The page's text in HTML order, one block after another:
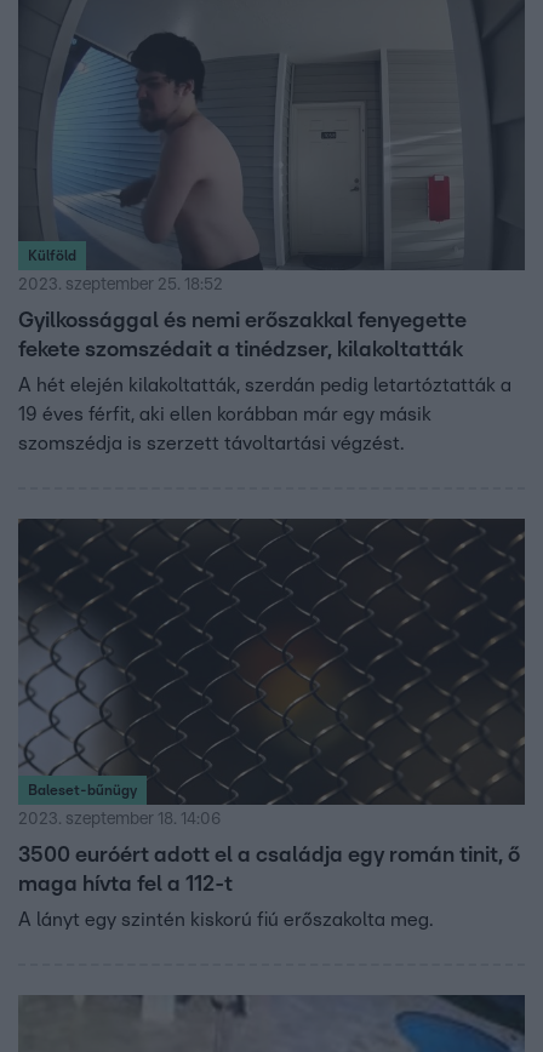
Külföld
2023. szeptember 25. 18:52
Gyilkossággal és nemi erőszakkal fenyegette
fekete szomszédait a tinédzser, kilakoltatták
A hét elején kilakoltatták, szerdán pedig letartóztatták a
19 éves férfit, aki ellen korábban már egy másik
szomszédja is szerzett távoltartási végzést.
Baleset-bűnügy
2023. szeptember 18. 14:06
3500 euróért adott el a családja egy román tinit, ő
maga hívta fel a 112-t
A lányt egy szintén kiskorú fiú erőszakolta meg.